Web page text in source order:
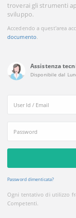
troverai gli strumenti
sviluppo.
Accedendo a quest'area
documento.
Assistenza
Disponibile dal
Password dimenticata?
Ogni tentativo di utilizzo
Competenti.